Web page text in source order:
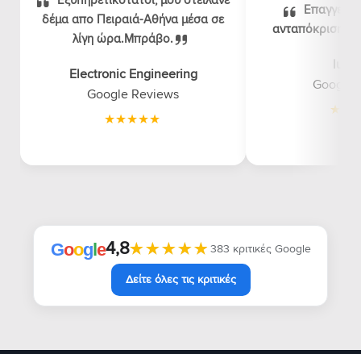
δέμα απο Πειραιά-Αθήνα μέσα σε
λίγη ώρα.Μπράβο.
Electronic Engineering
Google Reviews
ανταπόκριση,
Google
Google4,8★★★★★
★★★★★ 383 κριτικές Google
Δείτε όλες τις κριτικές